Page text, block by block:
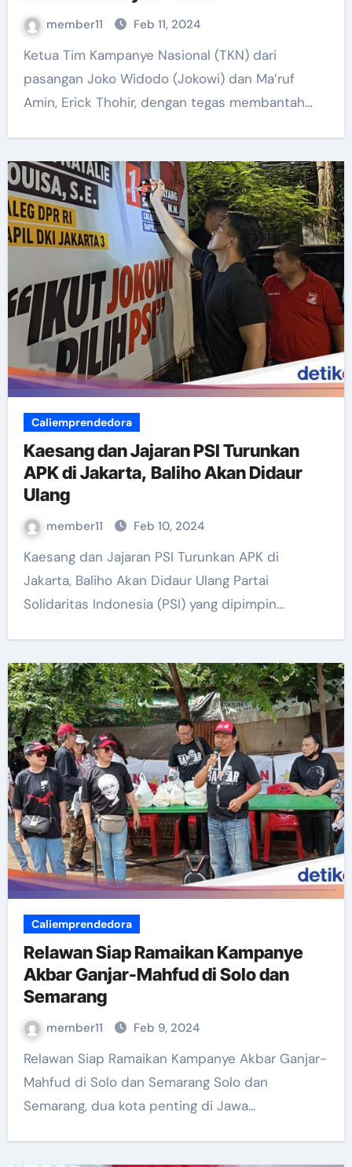
member11 Feb 11, 2024
Ketua Tim Kampanye Nasional (TKN) dari
pasangan Joko Widodo (Jokowi) dan Ma’ruf
Amin, Erick Thohir, dengan tegas membantah…
Caliemprendedora
Kaesang dan Jajaran PSI Turunkan
APK di Jakarta, Baliho Akan Didaur
Ulang
member11 Feb 10, 2024
Kaesang dan Jajaran PSI Turunkan APK di
Jakarta, Baliho Akan Didaur Ulang Partai
Solidaritas Indonesia (PSI) yang dipimpin…
Caliemprendedora
Relawan Siap Ramaikan Kampanye
Akbar Ganjar-Mahfud di Solo dan
Semarang
member11 Feb 9, 2024
Relawan Siap Ramaikan Kampanye Akbar Ganjar-
Mahfud di Solo dan Semarang Solo dan
Semarang, dua kota penting di Jawa…